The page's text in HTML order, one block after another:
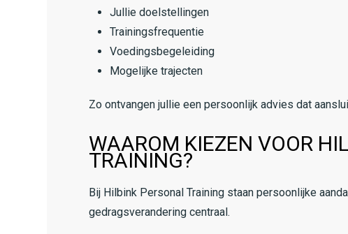
Jullie doelstellingen
Trainingsfrequentie
Voedingsbegeleiding
Mogelijke trajecten
Zo ontvangen jullie een persoonlijk advies dat
WAAROM KIEZEN VOOR
TRAINING?
Bij Hilbink Personal Training staan persoonlijke
gedragsverandering centraal.